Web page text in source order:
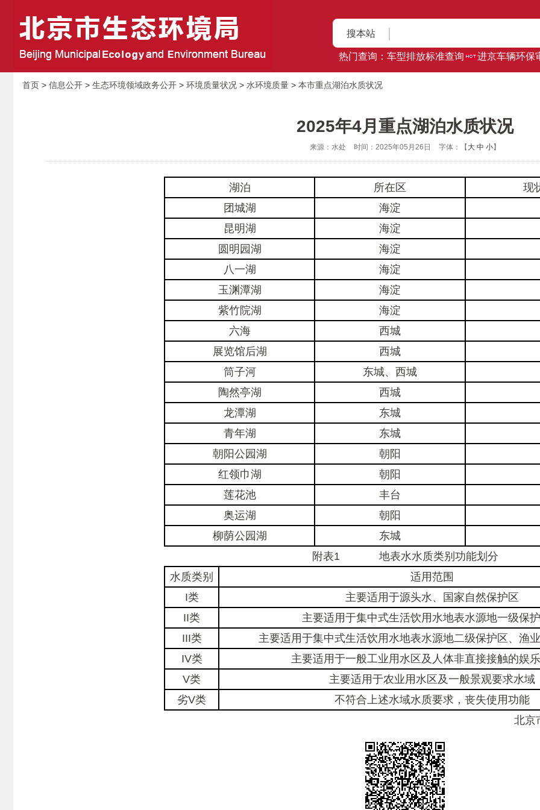
搜本站
热门查询： 车型排放标准查询 进京车辆环保
首页 > 信息公开 > 生态环境领域政务公开 > 环境质量状况 > 水环境质量 > 本市重点湖泊水质状况
2025年4月重点湖泊水质状况
来源：水处 时间：2025年05月26日 字体：【 大 中 小】
湖泊 所在区
现
团城湖
海淀
昆明湖
海淀
圆明园湖
海淀
八一湖
海淀
玉渊潭湖
海淀
紫竹院湖
海淀
六海
西城
展览馆后湖
西城
筒子河
东城、西城
陶然亭湖
西城
龙潭湖
东城
青年湖
东城
朝阳公园湖
朝阳
红领巾湖
朝阳
莲花池
丰台
奥运湖
朝阳
柳荫公园湖
东城
附表1 地表水水质类别功能划分
水质类别
适用范围
I类
主要适用于源头水、国家自然保护区
II类
主要适用于集中式生活饮用水地表水源地一级保
III类
主要适用于集中式生活饮用水地表水源地二级保护区、渔
IV类
主要适用于一般工业用水区及人体非直接接触的娱
V类
主要适用于农业用水区及一般景观要求水域
劣V类
不符合上述水域水质要求，丧失使用功能